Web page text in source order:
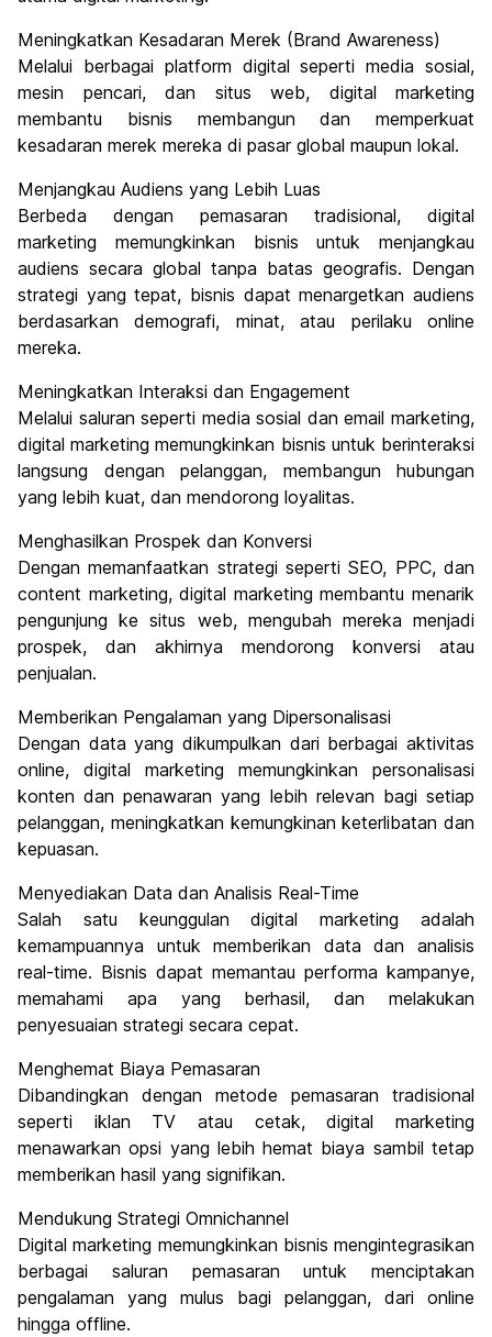
Meningkatkan Kesadaran Merek (Brand Awareness)
Melalui berbagai platform digital seperti media sosial,
mesin pencari, dan situs web, digital marketing
membantu bisnis membangun dan memperkuat
kesadaran merek mereka di pasar global maupun lokal.
Menjangkau Audiens yang Lebih Luas
Berbeda dengan pemasaran tradisional, digital
marketing memungkinkan bisnis untuk menjangkau
audiens secara global tanpa batas geografis. Dengan
strategi yang tepat, bisnis dapat menargetkan audiens
berdasarkan demografi, minat, atau perilaku online
mereka.
Meningkatkan Interaksi dan Engagement
Melalui saluran seperti media sosial dan email marketing,
digital marketing memungkinkan bisnis untuk berinteraksi
langsung dengan pelanggan, membangun hubungan
yang lebih kuat, dan mendorong loyalitas.
Menghasilkan Prospek dan Konversi
Dengan memanfaatkan strategi seperti SEO, PPC, dan
content marketing, digital marketing membantu menarik
pengunjung ke situs web, mengubah mereka menjadi
prospek, dan akhirnya mendorong konversi atau
penjualan.
Memberikan Pengalaman yang Dipersonalisasi
Dengan data yang dikumpulkan dari berbagai aktivitas
online, digital marketing memungkinkan personalisasi
konten dan penawaran yang lebih relevan bagi setiap
pelanggan, meningkatkan kemungkinan keterlibatan dan
kepuasan.
Menyediakan Data dan Analisis Real-Time
Salah satu keunggulan digital marketing adalah
kemampuannya untuk memberikan data dan analisis
real-time. Bisnis dapat memantau performa kampanye,
memahami apa yang berhasil, dan melakukan
penyesuaian strategi secara cepat.
Menghemat Biaya Pemasaran
Dibandingkan dengan metode pemasaran tradisional
seperti iklan TV atau cetak, digital marketing
menawarkan opsi yang lebih hemat biaya sambil tetap
memberikan hasil yang signifikan.
Mendukung Strategi Omnichannel
Digital marketing memungkinkan bisnis mengintegrasikan
berbagai saluran pemasaran untuk menciptakan
pengalaman yang mulus bagi pelanggan, dari online
hingga offline.